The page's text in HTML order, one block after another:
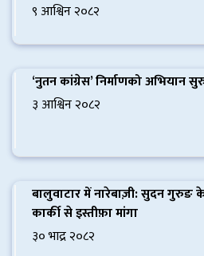
९ आश्विन २०८२
‘नुतन कांग्रेस’ निर्माणको अभियान
३ आश्विन २०८२
बालुवाटार में नारेबाज़ी: सुदन गुरुङ
कार्की से इस्तीफ़ा मांगा
३० भाद्र २०८२
बर्दियाका ताजा
गाइडको
कब्जा र कृषि